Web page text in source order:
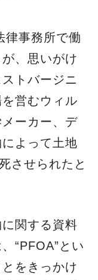
律事務所で働
、思いがけ
トバージニ
営むウィル
ーカー、デ
よって土地
させられたと
関する資料
“PFOA”とい
をきっかけ